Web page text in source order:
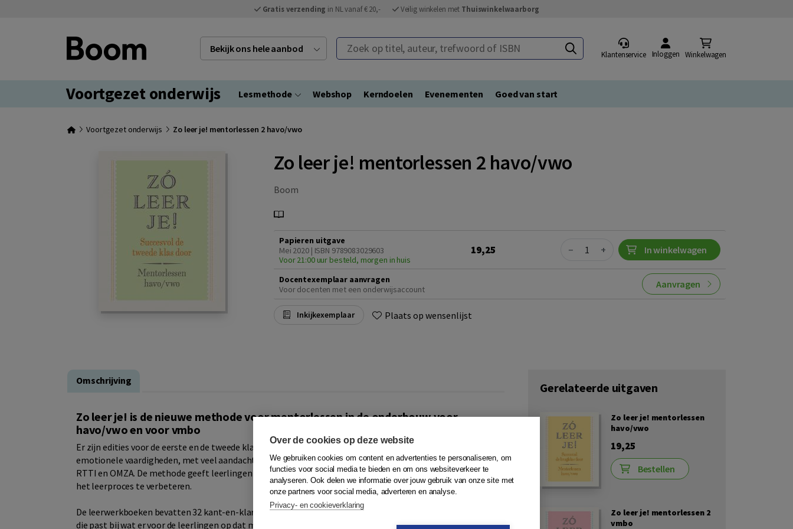
Gratis verzending in NL vanaf € 20,- Veilig winkelen met Thuiswinkelwaarborg
Bekijk ons hele aanbod Zoek op titel, auteur, trefwoord of ISBN
Klantenservice Inloggen Winkelwagen
Voortgezet onderwijs Lesmethode Webshop Kerndoelen Evenementen Goed van start
Voortgezet onderwijs Zo leer je! mentorlessen 2 havo/vwo
Zo leer je! mentorlessen 2 havo/vwo
Boom
Papieren uitgave
Mei 2020 | ISBN 9789083029603
Voor 21:00 uur besteld, morgen in huis
19,25 Quantity
− + In winkelwagen
Docentexemplaar aanvragen
Voor docenten met een onderwijsaccount
Aanvragen
Inkijkexemplaar Plaats op wensenlijst
Omschrijving
Zo leer je! is de nieuwe methode voor mentorlessen in de onderbouw voor
havo/vwo en voor vmbo
Er zijn edities voor de eerste en de tweede klas. De methode is gericht op studievaardigheden en sociaal-
emotionele vaardigheden, met veel aandacht voor executieve functies. Zo leer je! is geheel gebaseerd op
RTTI en OMZA. De methode geeft leerlingen inzicht in hun eigen vaardigheden en gedrag én veel tips om
het leerproces te verbeteren.
De leerwerkboeken bevatten 32 kant-en-klare lessen. De lessen kunnen worden behandeld in de volgorde
die past bij wat er voor de leerlingen op dat moment nodig of handig is. Elke les begint met een paar
Gerelateerde uitgaven
Zo leer je! mentorlessen
havo/vwo
19,25
Bestellen
Zo leer je! mentorlessen 2
vmbo
Over de cookies op deze website
We gebruiken cookies om content en advertenties te personaliseren, om
functies voor social media te bieden en om ons websiteverkeer te
analyseren. Ook delen we informatie over jouw gebruik van onze site met
onze partners voor social media, adverteren en analyse.
Privacy- en cookieverklaring